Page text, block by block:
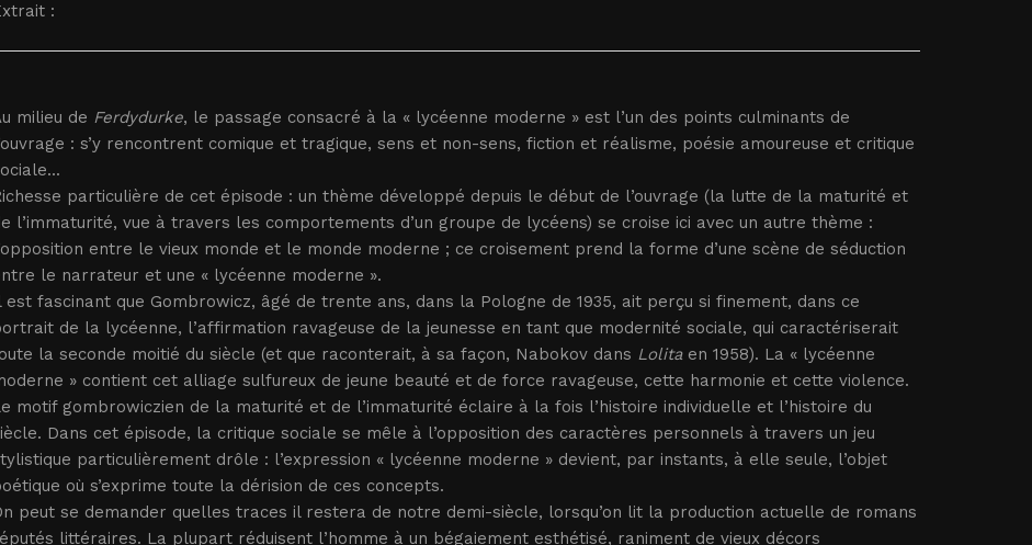
:
milieu de Ferdydurke, le passage consacré à la « lycéenne moderne » est l’un des points culminants de
: s’y rencontrent comique et tragique, sens et non-sens, fiction et réalisme, poésie amoureuse et critique
particulière de cet épisode : un thème développé depuis le début de l’ouvrage (la lutte de la maturité et
l’immaturité, vue à travers les comportements d’un groupe de lycéens) se croise ici avec un autre thème :
entre le vieux monde et le monde moderne ; ce croisement prend la forme d’une scène de séduction
le narrateur et une « lycéenne moderne ».
est fascinant que Gombrowicz, âgé de trente ans, dans la Pologne de 1935, ait perçu si finement, dans ce
de la lycéenne, l’affirmation ravageuse de la jeunesse en tant que modernité sociale, qui caractériserait
la seconde moitié du siècle (et que raconterait, à sa façon, Nabokov dans Lolitaen 1958). La « lycéenne
» contient cet alliage sulfureux de jeune beauté et de force ravageuse, cette harmonie et cette violence.
motif gombrowiczien de la maturité et de l’immaturité éclaire à la fois l’histoire individuelle et l’histoire du
Dans cet épisode, la critique sociale se mêle à l’opposition des caractères personnels à travers un jeu
particulièrement drôle : l’expression « lycéenne moderne » devient, par instants, à elle seule, l’objet
où s’exprime toute la dérision de ces concepts.
peut se demander quelles traces il restera de notre demi-siècle, lorsqu’on lit la production actuelle de romans
littéraires. La plupart réduisent l’homme à un bégaiement esthétisé, raniment de vieux décors